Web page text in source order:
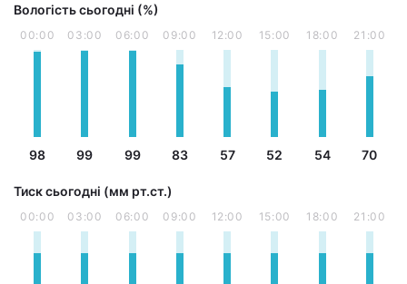
Вологість сьогодні (%)
00:00
98
03:00
99
06:00
99
09:00
83
12:00
57
15:00
52
18:00
54
21:00
70
Тиск сьогодні (мм рт.ст.)
00:00 03:00 06:00 09:00 12:00 15:00 18:00 21:00